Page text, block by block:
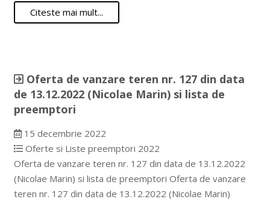
Citeste mai mult...
Oferta de vanzare teren nr. 127 din data
de 13.12.2022 (Nicolae Marin) si lista de
preemptori
15 decembrie 2022
Oferte si Liste preemptori 2022
Oferta de vanzare teren nr. 127 din data de 13.12.2022
(Nicolae Marin) si lista de preemptori Oferta de vanzare
teren nr. 127 din data de 13.12.2022 (Nicolae Marin)